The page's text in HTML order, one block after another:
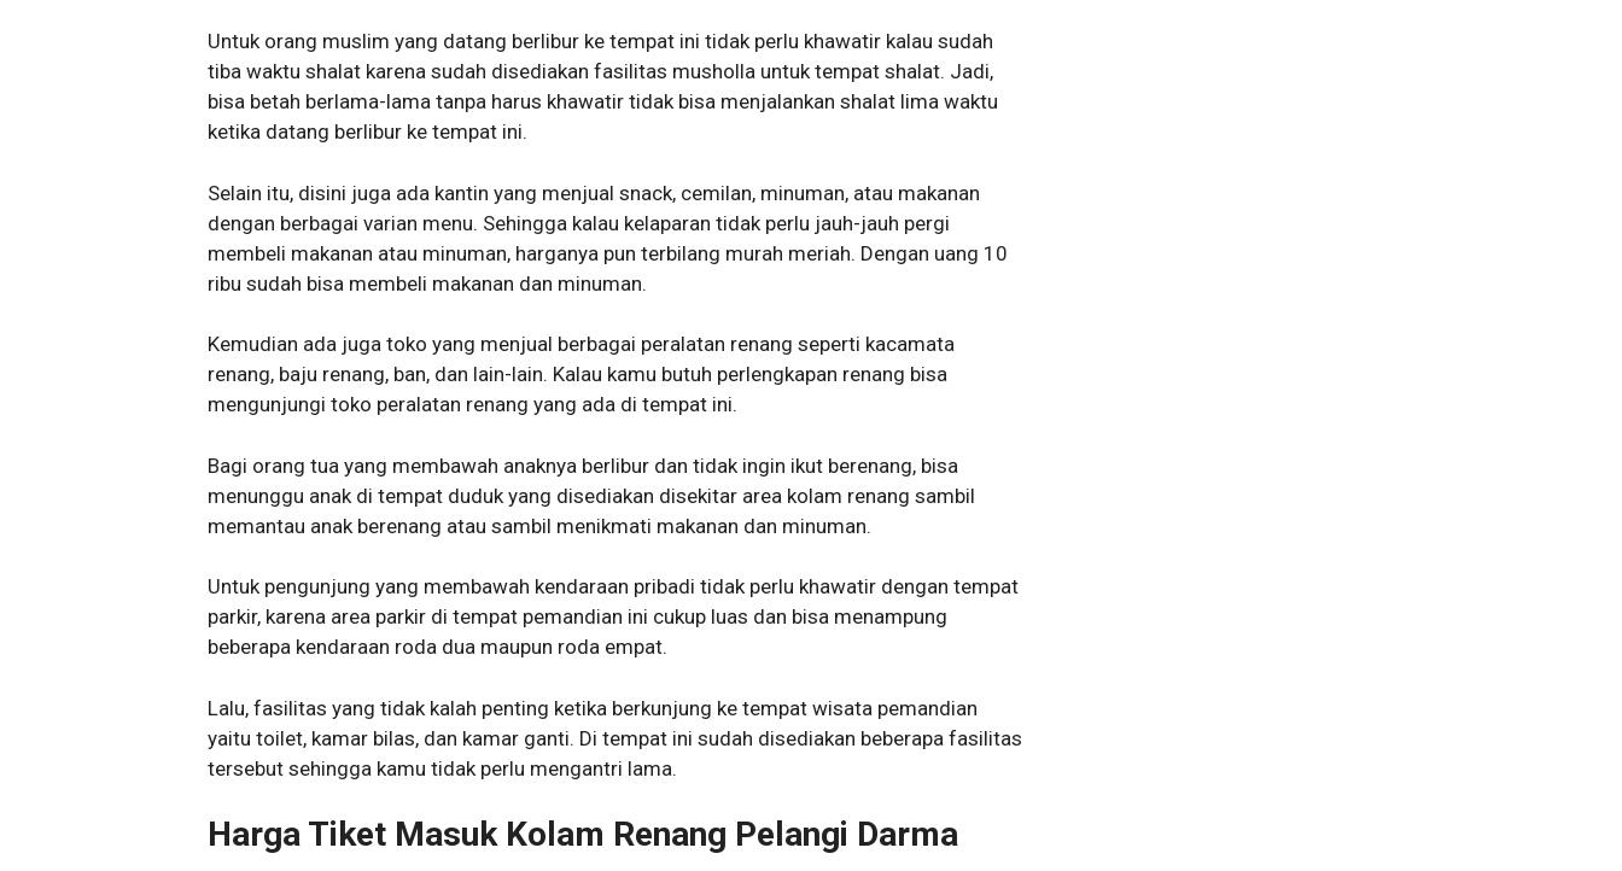
Untuk orang muslim yang datang berlibur ke tempat ini tidak perlu khawatir kalau sudah
tiba waktu shalat karena sudah disediakan fasilitas musholla untuk tempat shalat. Jadi,
bisa betah berlama-lama tanpa harus khawatir tidak bisa menjalankan shalat lima waktu
ketika datang berlibur ke tempat ini.
Selain itu, disini juga ada kantin yang menjual snack, cemilan, minuman, atau makanan
dengan berbagai varian menu. Sehingga kalau kelaparan tidak perlu jauh-jauh pergi
membeli makanan atau minuman, harganya pun terbilang murah meriah. Dengan uang 10
ribu sudah bisa membeli makanan dan minuman.
Kemudian ada juga toko yang menjual berbagai peralatan renang seperti kacamata
renang, baju renang, ban, dan lain-lain. Kalau kamu butuh perlengkapan renang bisa
mengunjungi toko peralatan renang yang ada di tempat ini.
Bagi orang tua yang membawah anaknya berlibur dan tidak ingin ikut berenang, bisa
menunggu anak di tempat duduk yang disediakan disekitar area kolam renang sambil
memantau anak berenang atau sambil menikmati makanan dan minuman.
Untuk pengunjung yang membawah kendaraan pribadi tidak perlu khawatir dengan tempat
parkir, karena area parkir di tempat pemandian ini cukup luas dan bisa menampung
beberapa kendaraan roda dua maupun roda empat.
Lalu, fasilitas yang tidak kalah penting ketika berkunjung ke tempat wisata pemandian
yaitu toilet, kamar bilas, dan kamar ganti. Di tempat ini sudah disediakan beberapa fasilitas
tersebut sehingga kamu tidak perlu mengantri lama.
Harga Tiket Masuk Kolam Renang Pelangi Darma